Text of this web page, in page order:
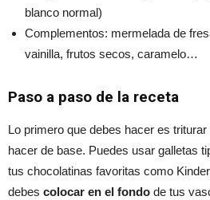
blanco normal)
Complementos: mermelada de
vainilla, frutos secos, caramelo…
Paso a paso de la receta
Lo primero que debes hacer es
hacer de base. Puedes usar galletas
tus chocolatinas favoritas como
debes colocar en el fondo de tus